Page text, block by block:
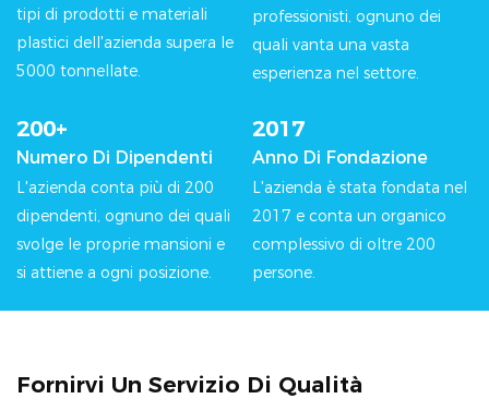
tipi di prodotti e materiali
plastici dell'azienda supera le
5000 tonnellate.
professionisti, ognuno dei
quali vanta una vasta
esperienza nel settore.
200+
Numero Di Dipendenti
︎L'azienda conta più di 200
dipendenti, ognuno dei quali
svolge le proprie mansioni e
si attiene a ogni posizione.
2017
Anno Di Fondazione
︎L'azienda è stata fondata nel
2017 e conta un organico
complessivo di oltre 200
persone.
Fornirvi Un Servizio Di Qualità